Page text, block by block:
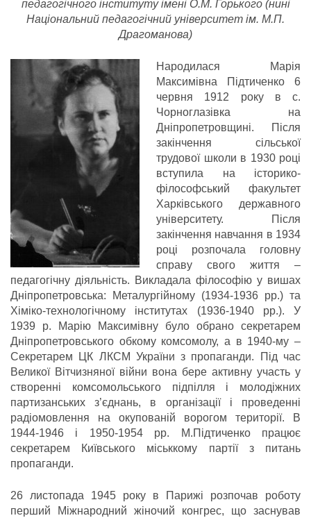
педагогічного інституту імені О.М. Горького (нині
Національний педагогічний університет ім. М.П.
Драгоманова)
Народилася Марія
Максимівна Підтиченко 6
червня 1912 року в с.
Чорноглазівка на
Дніпропетровщині. Після
закінчення сільської
трудової школи в 1930 році
вступила на історико-
філософський факультет
Харківського державного
університету. Після
закінчення навчання в 1934
році розпочала головну
справу свого життя –
педагогічну діяльність. Викладала філософію у вишах
Дніпропетровська: Металургійному (1934-1936 рр.) та
Хіміко-технологічному інститутах (1936-1940 рр.). У
1939 р. Марію Максимівну було обрано секретарем
Дніпропетровського обкому комсомолу, а в 1940-му –
Секретарем ЦК ЛКСМ України з пропаганди. Під час
Великої Вітчизняної війни вона бере активну участь у
створенні комсомольського підпілля і молодіжних
партизанських з’єднань, в організації і проведенні
радіомовлення на окупованій ворогом території. В
1944-1946 і 1950-1954 рр. М.Підтиченко працює
секретарем Київського міськкому партії з питань
пропаганди.
26 листопада 1945 року в Парижі розпочав роботу
перший Міжнародний жіночий конгрес, що заснував